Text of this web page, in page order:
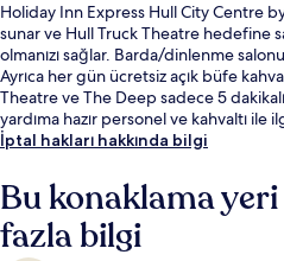
Holiday Inn Express Hull City Centre
sunar ve Hull Truck Theatre hedefine
olmanızı sağlar. Barda/dinlenme
Ayrıca her gün ücretsiz açık büfe
Theatre ve The Deep sadece 5
yardıma hazır personel ve kahvaltı
İptal hakları hakkında bilgi
Bu konaklama
fazla bilgi